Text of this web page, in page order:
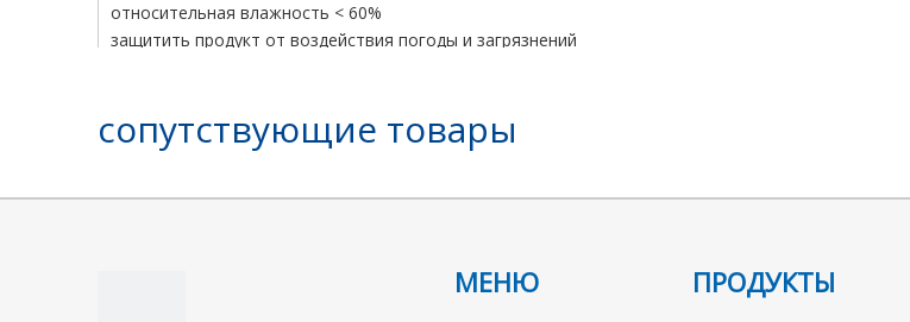
относительная влажность < 60%
защитить продукт от воздействия погоды и загрязнений
Контейнерный барабан 100 кг/IBC
сопутствующие товары
МЕНЮ ПРОДУКТЫ